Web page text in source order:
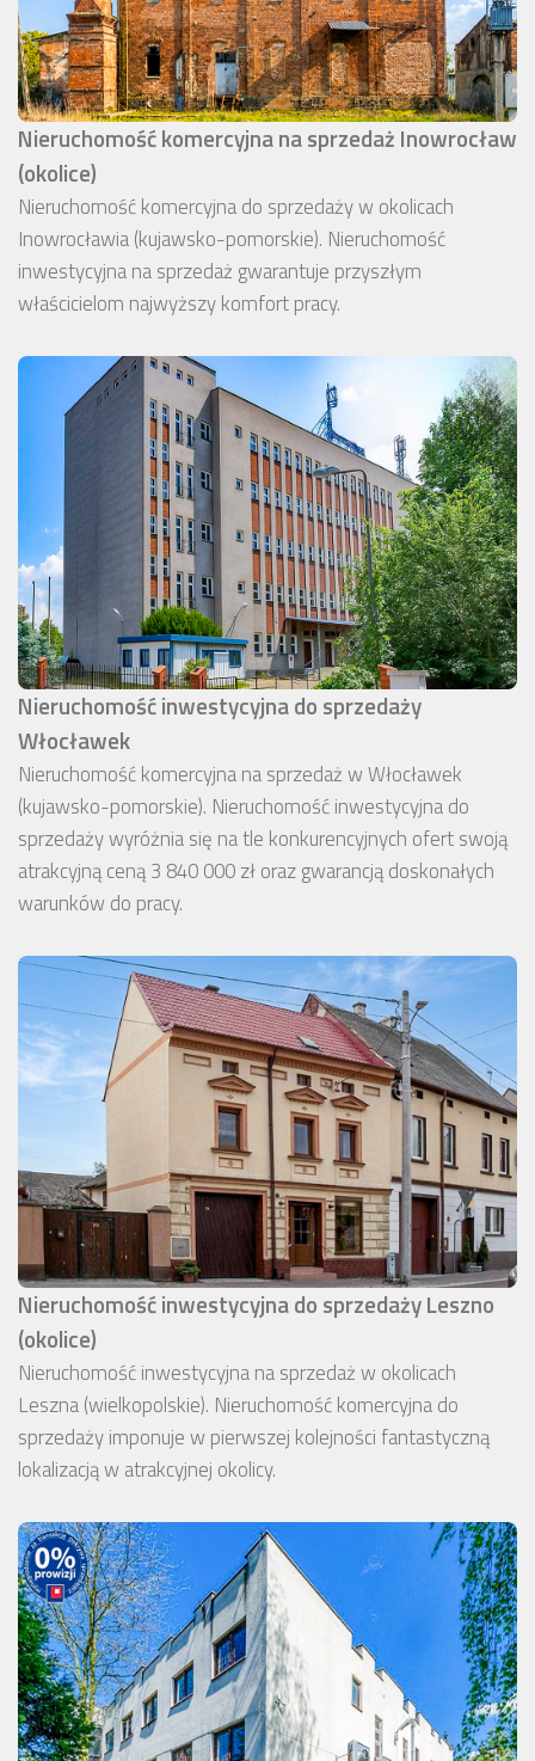
Nieruchomość komercyjna na sprzedaż Inowrocław
(okolice)
Nieruchomość komercyjna do sprzedaży w okolicach
Inowrocławia (kujawsko-pomorskie). Nieruchomość
inwestycyjna na sprzedaż gwarantuje przyszłym
właścicielom najwyższy komfort pracy.
Nieruchomość inwestycyjna do sprzedaży
Włocławek
Nieruchomość komercyjna na sprzedaż w Włocławek
(kujawsko-pomorskie). Nieruchomość inwestycyjna do
sprzedaży wyróżnia się na tle konkurencyjnych ofert swoją
atrakcyjną ceną 3 840 000 zł oraz gwarancją doskonałych
warunków do pracy.
Nieruchomość inwestycyjna do sprzedaży Leszno
(okolice)
Nieruchomość inwestycyjna na sprzedaż w okolicach
Leszna (wielkopolskie). Nieruchomość komercyjna do
sprzedaży imponuje w pierwszej kolejności fantastyczną
lokalizacją w atrakcyjnej okolicy.